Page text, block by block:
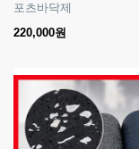
포츠바닥제
220,000원